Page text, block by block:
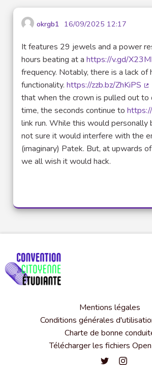
okrgb1 16/09/2025 12:17
It features 29 jewels and a power
hours beating at a https://v.gd/
frequency. Notably, there is a lack of
functionality. https://zzb.bz/ZhKiPS
that when the crown is pulled out to
time, the seconds continue to
link run. While this would personally
not sure it would interfere with the
(imaginary) Patek. But, at upwards
we all wish it would hack.
Mentions légales
Conditions générales
Charte de bonne
Télécharger les fichiers
Convention